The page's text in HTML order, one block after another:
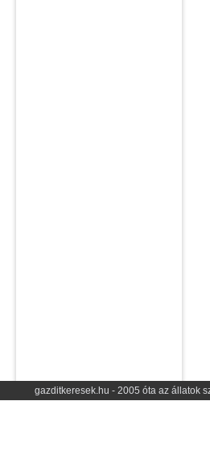
gazditkeresek.hu - 2005 óta az állatok